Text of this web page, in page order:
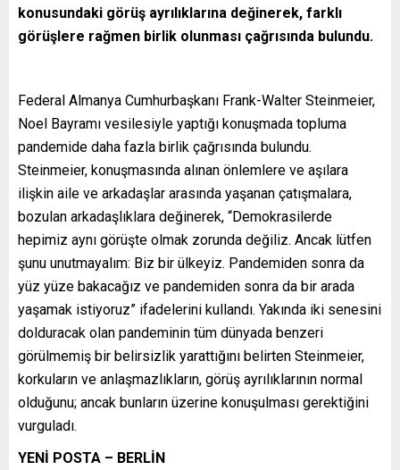
konusundaki görüş ayrılıklarına değinerek, farklı
görüşlere rağmen birlik olunması çağrısında bulundu.
Federal Almanya Cumhurbaşkanı Frank-Walter Steinmeier,
Noel Bayramı vesilesiyle yaptığı konuşmada topluma
pandemide daha fazla birlik çağrısında bulundu.
Steinmeier, konuşmasında alınan önlemlere ve aşılara
ilişkin aile ve arkadaşlar arasında yaşanan çatışmalara,
bozulan arkadaşlıklara değinerek, “Demokrasilerde
hepimiz aynı görüşte olmak zorunda değiliz. Ancak lütfen
şunu unutmayalım: Biz bir ülkeyiz. Pandemiden sonra da
yüz yüze bakacağız ve pandemiden sonra da bir arada
yaşamak istiyoruz” ifadelerini kullandı. Yakında iki senesini
dolduracak olan pandeminin tüm dünyada benzeri
görülmemiş bir belirsizlik yarattığını belirten Steinmeier,
korkuların ve anlaşmazlıkların, görüş ayrılıklarının normal
olduğunu; ancak bunların üzerine konuşulması gerektiğini
vurguladı.
YENİ POSTA – BERLİN